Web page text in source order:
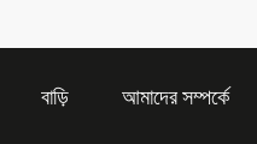
বাড়ি আমাদের সম্পর্কে